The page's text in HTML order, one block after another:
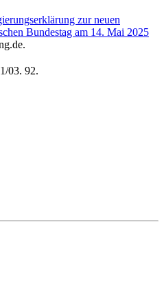
zur neuen
Bundestag am 14. Mai 2025
03. 92.